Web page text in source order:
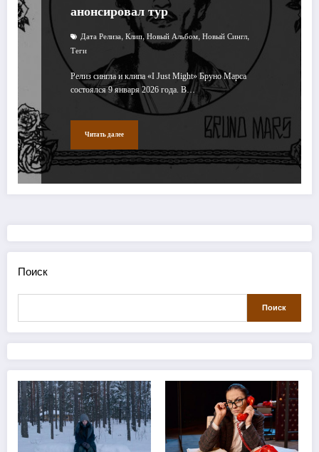
анонсировал тур
Дата Релиза, Клип,Новый Альбом, Новый Сингл,
Теги
Релиз сингла и клипа «I Just Might» Бруно Марса
состоялся 9 января 2026 года. В…
Читать далее
Поиск
Поиск